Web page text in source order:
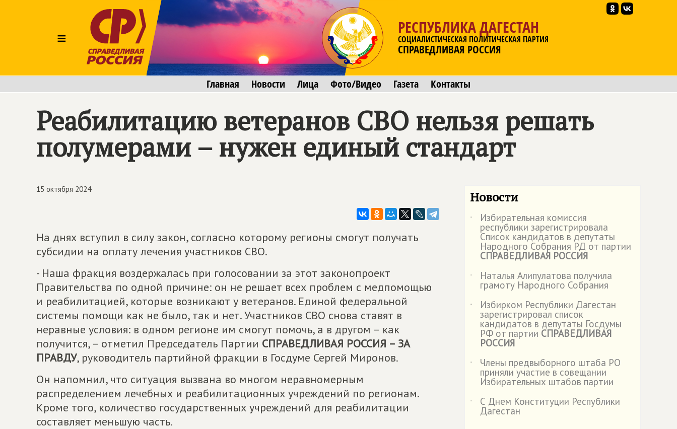
≡
РЕСПУБЛИКА ДАГЕСТАН
СОЦИАЛИСТИЧЕСКАЯ ПОЛИТИЧЕСКАЯ ПАРТИЯ
СПРАВЕДЛИВАЯ РОССИЯ
Главная Новости Лица Фото/Видео Газета Контакты
Реабилитацию ветеранов СВО нельзя решать
полумерами – нужен единый стандарт
15 октября 2024
На днях вступил в силу закон, согласно которому регионы смогут получать
субсидии на оплату лечения участников СВО.
- Наша фракция воздержалась при голосовании за этот законопроект
Правительства по одной причине: он не решает всех проблем с медпомощью
и реабилитацией, которые возникают у ветеранов. Единой федеральной
системы помощи как не было, так и нет. Участников СВО снова ставят в
неравные условия: в одном регионе им смогут помочь, а в другом – как
получится, – отметил Председатель Партии СПРАВЕДЛИВАЯ РОССИЯ – ЗА
ПРАВДУ, руководитель партийной фракции в Госдуме Сергей Миронов.
Он напомнил, что ситуация вызвана во многом неравномерным
распределением лечебных и реабилитационных учреждений по регионам.
Кроме того, количество государственных учреждений для реабилитации
составляет меньшую часть.
Новости
˙ Избирательная комиссия
республики зарегистрировала
Список кандидатов в депутаты
Народного Собрания РД от партии
СПРАВЕДЛИВАЯ РОССИЯ
˙
Наталья Алипулатова получила
грамоту Народного Собрания
˙
Избирком Республики Дагестан
зарегистрировал список
кандидатов в депутаты Госдумы
РФ от партии СПРАВЕДЛИВАЯ
РОССИЯ
˙
Члены предвыборного штаба РО
приняли участие в совещании
Избирательных штабов партии
˙
С Днем Конституции Республики
Дагестан